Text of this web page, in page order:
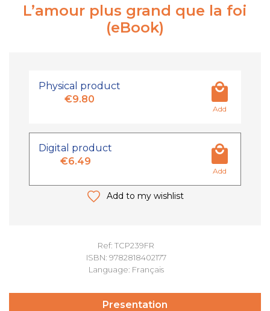
L’amour plus grand que la foi
(eBook)
Ref: TCP239FR
ISBN: 9782818402177
Language: Français
Physical product
€9.80
Add
Digital product
€6.49
Add
Add to my wishlist
Presentation